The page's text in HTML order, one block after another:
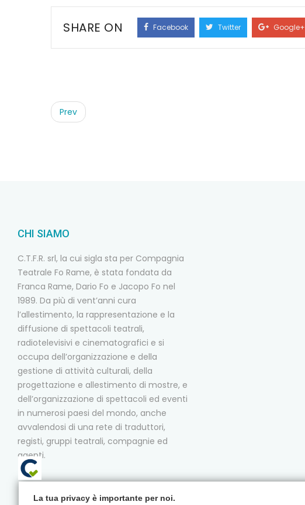
SHARE ON Facebook Twitter Google+
Post
navigation
Prev
CHI SIAMO
C.T.F.R. srl, la cui sigla sta per Compagnia
Teatrale Fo Rame, è stata fondata da
Franca Rame, Dario Fo e Jacopo Fo nel
1989. Da più di vent’anni cura
l’allestimento, la rappresentazione e la
diffusione di spettacoli teatrali,
radiotelevisivi e cinematografici e si
occupa dell’organizzazione e della
gestione di attività culturali, della
progettazione e allestimento di mostre, e
dell’organizzazione di spettacoli ed eventi
in numerosi paesi del mondo, anche
avvalendosi di una rete di traduttori,
registi, gruppi teatrali, compagnie ed
agenti.
La tua privacy è importante per noi.